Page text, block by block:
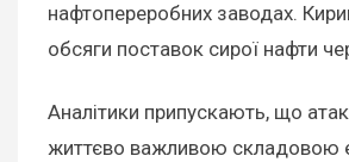
нафтопереробних заводах.
обсяги поставок сирої нафти
Аналітики припускають, що
життєво важливою складовою